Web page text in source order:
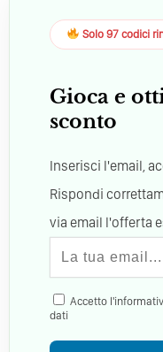
Solo 97 codici
Gioca e
sconto
Inserisci l'email,
Rispondi
via email l'offerta
Accetto
dati